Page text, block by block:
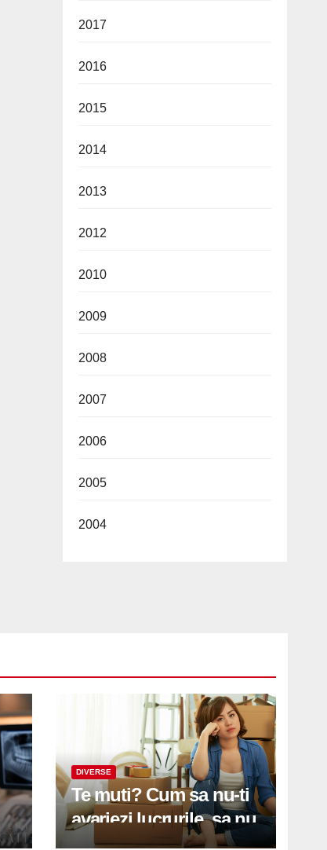
2017
2016
2015
2014
2013
2012
2010
2009
2008
2007
2006
2005
2004
DIVERSE
Te muti? Cum sa nu-ti
avariezi lucrurile, sa nu
zgarii podeaua sau sa